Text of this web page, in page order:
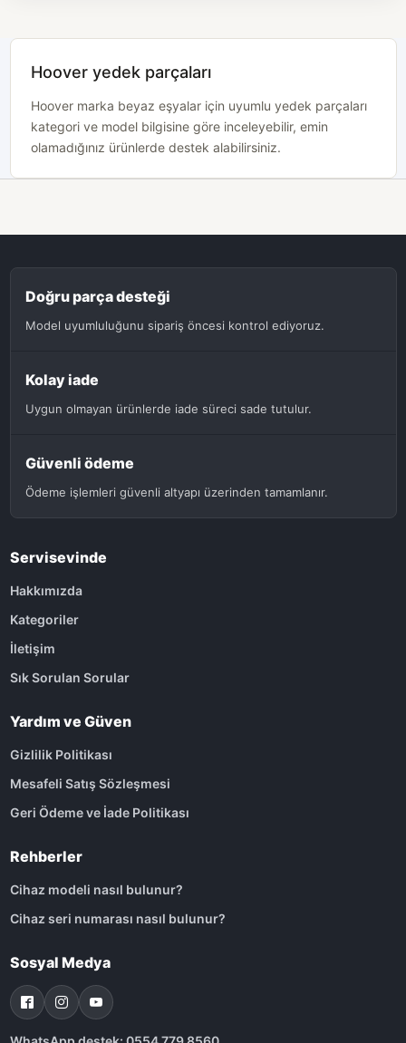
Hoover yedek parçaları
Hoover marka beyaz eşyalar için uyumlu yedek parçaları
kategori ve model bilgisine göre inceleyebilir, emin
olamadığınız ürünlerde destek alabilirsiniz.
Doğru parça desteği
Model uyumluluğunu sipariş öncesi kontrol ediyoruz.
Kolay iade
Uygun olmayan ürünlerde iade süreci sade tutulur.
Güvenli ödeme
Ödeme işlemleri güvenli altyapı üzerinden tamamlanır.
Servisevinde
Hakkımızda
Kategoriler
İletişim
Sık Sorulan Sorular
Yardım ve Güven
Gizlilik Politikası
Mesafeli Satış Sözleşmesi
Geri Ödeme ve İade Politikası
Rehberler
Cihaz modeli nasıl bulunur?
Cihaz seri numarası nasıl bulunur?
Sosyal Medya